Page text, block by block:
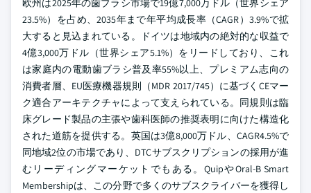
欧州は2025年の歯ブラシ市場で19億7,000万ドル（世界シェア
23.5%）を占め、2035年まで年平均成長率（CAGR）3.9%で拡
大すると見込まれている。ドイツは地域内の絶対的な収益で
4億3,000万ドル（世界シェア5.1%）をリードしており、これ
は家庭内の電動歯ブラシ普及率55%以上、プレミアム志向の
消費者層、EU医療機器規則（MDR 2017/745）に基づくCEマー
ク適合アーキテクチャによって支えられている。同規則は臨
床グレード製品の主張や歯科医師の推奨表明に向けた構造化
された道筋を提供する。英国は3億8,000万ドル、CAGR4.5%で
同地域2位の市場であり、DTCサブスクリプションの採用が進
むリーディングマーケットでもある。QuipやOral-B Smart
Membershipは、この分野で多くのサブスクライバーを獲得し